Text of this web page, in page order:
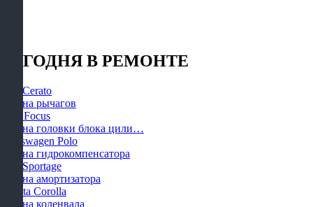
СЕГОДНЯ В РЕМОНТЕ
KIA Cerato
Замена рычагов
Ford Focus
Замена головки блока цили…
Volkswagen Polo
Замена гидрокомпенсатора
KIA Sportage
Замена амортизатора
Toyota Corolla
Замена коленвала